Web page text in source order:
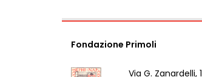
Fondazione Primoli
Via G. Zanardelli, 1